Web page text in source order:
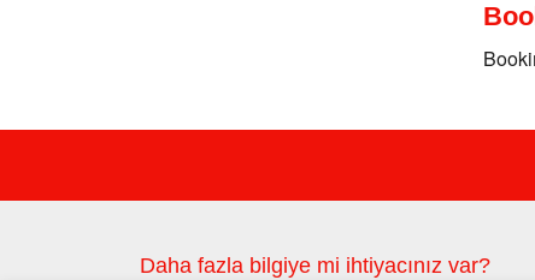
Daha fazla bilgiye mi ihtiyacınız var?